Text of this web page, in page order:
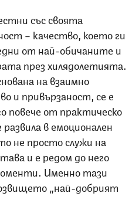
със своята
– качество, което ги
от най-обичаните и
през хилядолетията.
на взаимно
и привързаност, се е
повече от практическо
в емоционален
не просто служи на
и е редом до него
Именно тази
„най-добрият